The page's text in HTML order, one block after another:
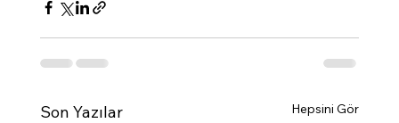
Son Yazılar Hepsini Gör